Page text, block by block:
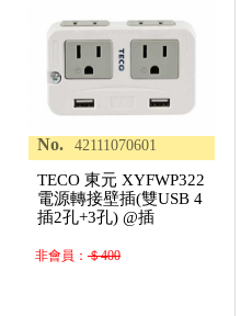
No. 42111070601
TECO 東元 XYFWP322
電源轉接壁插(雙USB 4
插2孔+3孔) @插
非會員：＄400